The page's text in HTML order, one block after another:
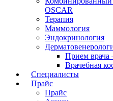
OSCAR
Терапия
Маммология
Эндокринология
Прием врача
Врачебная
Специалисты
Прайс
Прайс